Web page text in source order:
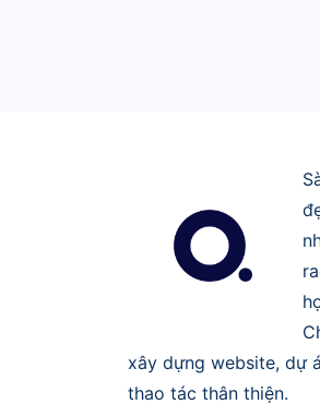
xây dựng website, dự
thao tác thân thiện.